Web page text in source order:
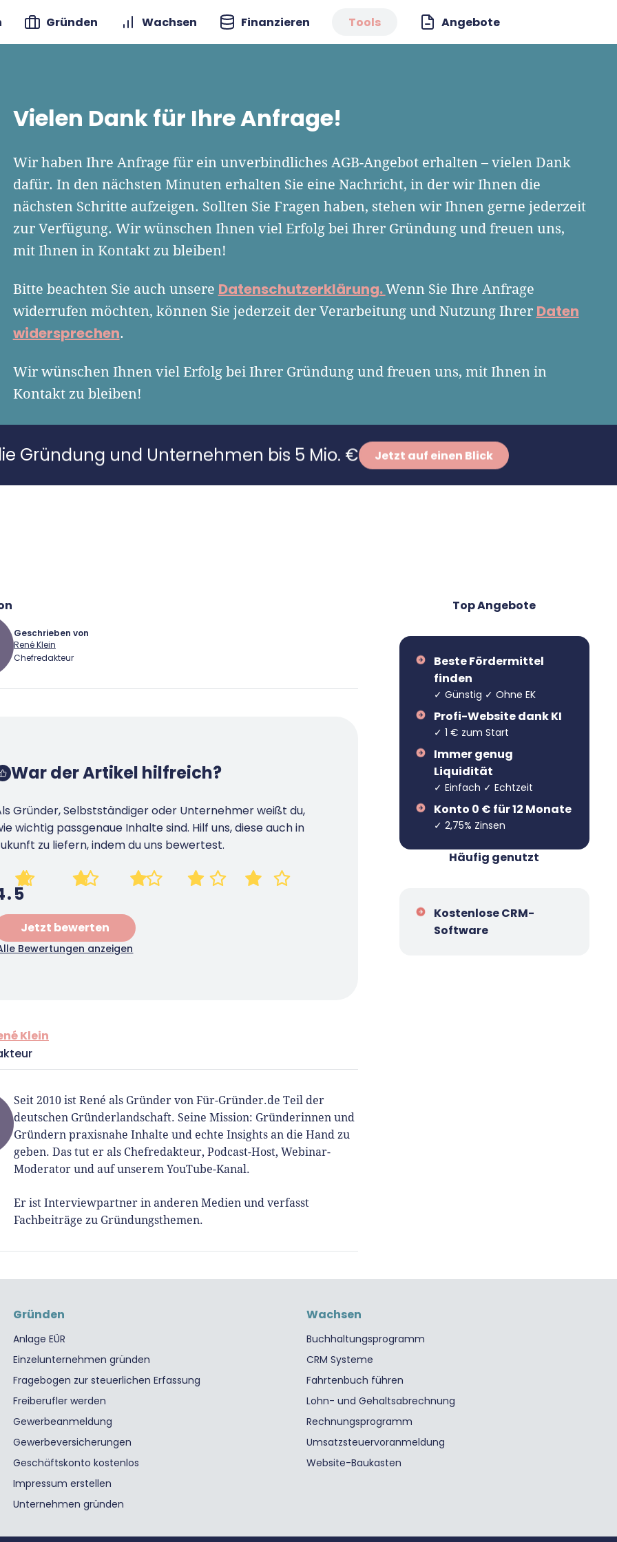
Gründen Wachsen Finanzieren Tools Angebote
Vielen Dank für Ihre Anfrage!
Wir haben Ihre Anfrage für ein unverbindliches AGB-Angebot erhalten – vielen Dank
dafür. In den nächsten Minuten erhalten Sie eine Nachricht, in der wir Ihnen die
nächsten Schritte aufzeigen. Sollten Sie Fragen haben, stehen wir Ihnen gerne jederzeit
zur Verfügung. Wir wünschen Ihnen viel Erfolg bei Ihrer Gründung und freuen uns,
mit Ihnen in Kontakt zu bleiben!
Bitte beachten Sie auch unsere Datenschutzerklärung.Wenn Sie Ihre Anfrage
widerrufen möchten, können Sie jederzeit der Verarbeitung und Nutzung Ihrer Daten
widersprechen.
Wir wünschen Ihnen viel Erfolg bei Ihrer Gründung und freuen uns, mit Ihnen in
Kontakt zu bleiben!
Geschrieben von
René Klein
Chefredakteur
ist René als Gründer von
Seine Mission:
und Gründern
Inhalte und echte
an die Hand zu geben. Das
als Chefredakteur, Podcast-
Webinar-Moderator und auf
YouTube-Kanal.
Interviewpartner in anderen
War der Artikel hilfreich?
Gründer, Selbstständiger oder Unternehmer weißt du,
wichtig passgenaue Inhalte sind. Hilf uns, diese auch in
zu liefern, indem du uns bewertest.
Jetzt bewerten
Bewertungen anzeigen
Klein
Seit 2010 ist René als Gründer von Für-Gründer.de Teil der
deutschen Gründerlandschaft. Seine Mission: Gründerinnen und
Gründern praxisnahe Inhalte und echte Insights an die Hand zu
geben. Das tut er als Chefredakteur, Podcast-Host, Webinar-
Moderator und auf unserem YouTube-Kanal.
Er ist Interviewpartner in anderen Medien und verfasst
Fachbeiträge zu Gründungsthemen.
Top Angebote
Beste Fördermittel
finden
✓ Günstig ✓ Ohne EK
Profi-Website dank KI
✓ 1 € zum Start
Immer genug
Liquidität
✓ Einfach ✓ Echtzeit
Konto 0 € für 12 Monate
✓ 2,75% Zinsen
Häufig genutzt
Kostenlose CRM-
Software
Gründen
Anlage EÜR
Einzelunternehmen gründen
Fragebogen zur steuerlichen Erfassung
Freiberufler werden
Gewerbeanmeldung
Gewerbeversicherungen
Geschäftskonto kostenlos
Impressum erstellen
Unternehmen gründen
Wachsen
Buchhaltungsprogramm
CRM Systeme
Fahrtenbuch führen
Lohn- und Gehaltsabrechnung
Rechnungsprogramm
Umsatzsteuervoranmeldung
Website-Baukasten